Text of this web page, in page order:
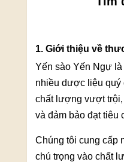
1. Giới thiệu về
Yến sào Yến Ngự
nhiều dược liệu quý
chất lượng vượt
và đảm bảo đạt tiêu
Chúng tôi cung cấp
chú trọng vào chất